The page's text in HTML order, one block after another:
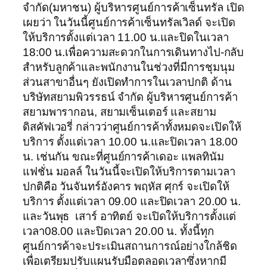
จำกัด(มหาชน) ผู้บริหารศูนย์การค้าเซ็นทรัล เปิด
เผยว่า ในวันนี้ศูนย์การค้าเซ็นทรัลเวิลด์ จะเปิด
ให้บริการตั้งแต่เวลา 11.00 น.และปิดในเวลา
18:00 น.เพื่อความสะดวกในการเดินทางไป-กลับ
สำหรับลูกค้าและพนักงานในช่วงที่มีการชุมนุม
ส่วนสาขาอื่นๆ ยังเปิดทำการในเวลาปกติ ด้าน
บริษัทสยามพิวรรธน์ จำกัด ผู้บริหารศูนย์การค้า
สยามพารากอน, สยามเซ็นเตอร์ และสยาม
ดิสคัฟเวอรี่ กล่าวว่าศูนย์การค้าทั้งหมดจะเปิดให้
บริการ ตั้งแต่เวลา 10.00 น.และปิดเวลา 18.00
น. เช่นกัน ขณะที่ศูนย์การค้าเดอะ แพลทินัม
แฟชั่น มอลล์ ในวันนี้จะเปิดให้บริการตามเวลา
ปกติคือ วันจันทร์อังคาร พฤหัส ศุกร์ จะเปิดให้
บริการ ตั้งแต่เวลา 09.00 และปิดเวลา 20.00 น.
และวันพุธ เสาร์ อาทิตย์ จะเปิดให้บริการตั้งแต่
เวลา08.00 และปิดเวลา 20.00 น. ทั้งนี้ทุก
ศูนย์การค้าจะประเมินสถานการณ์อย่างใกล้ชิด
เพื่อเตรียมปรับแผนรับมือตลอดเวลาซึ่งหากมี